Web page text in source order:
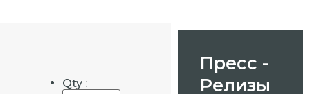
Qty :
Пресс -
Релизы